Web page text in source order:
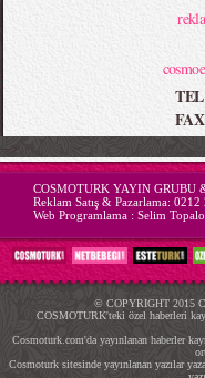
-->
COSMOTURK YAYIN
Reklam Satış & Pazarlama: 0212
Web Programlama : Selim
© COPYRIGHT 2015
COSMOTURK'teki özel haberleri
Cosmoturk.com'da yayınlanan haberler
Cosmoturk sitesinde yayınlanan yazılar